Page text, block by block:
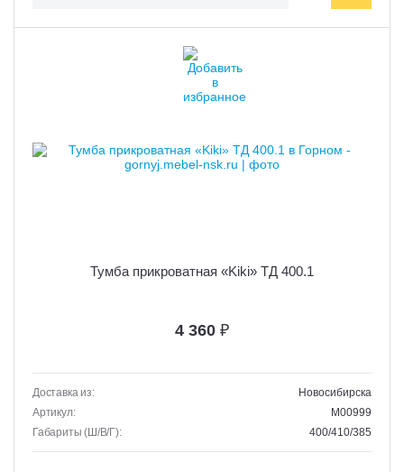
Тумба прикроватная «Kiki» ТД 400.1
4 360 ₽
Доставка из:
Новосибирска
Артикул:
M00999
Габариты (Ш/В/Г):
400/410/385